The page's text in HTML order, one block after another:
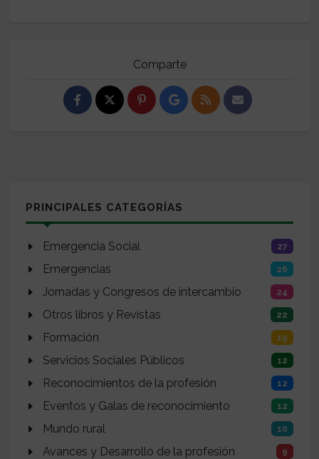
Comparte
PRINCIPALES CATEGORÍAS
Emergencia Social 27
Emergencias 26
Jornadas y Congresos de intercambio 24
Otros libros y Revistas 22
Formación 19
Servicios Sociales Públicos 12
Reconocimientos de la profesión 12
Eventos y Galas de reconocimiento 12
Mundo rural 10
Avances y Desarrollo de la profesión 9